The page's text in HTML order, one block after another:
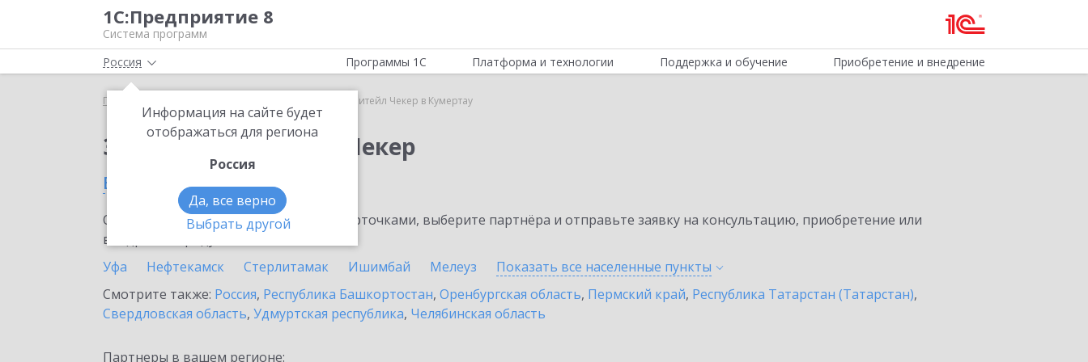
1С:Предприятие 8
Система программ
Россия
Информация на сайте будет
отображаться для региона
Россия
Да, все верно
Выбрать другой
Программы 1С Платформа и технологии Поддержка и обучение Приобретение и внедрение
Главная 1C-Ритейл Чекер в Кумертау
Заказать 1C-Ритейл Чекер
в Кумертау
Ознакомьтесь с информационными карточками, выберите партнёра и отправьте заявку на консультацию, приобретение или
внедрение продукта.
Уфа
Нефтекамск Стерлитамак Ишимбай Мелеуз Показать все населенные пункты
Смотрите также: Россия, Республика Башкортостан, Оренбургская область, Пермский край, Республика Татарстан (Татарстан),
Свердловская область, Удмуртская республика, Челябинская область
Партнеры в вашем регионе: